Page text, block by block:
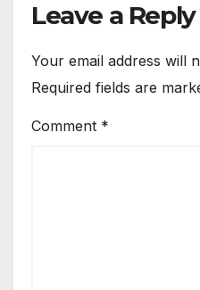
Leave a Reply
Your email address will
Required fields are
Comment *